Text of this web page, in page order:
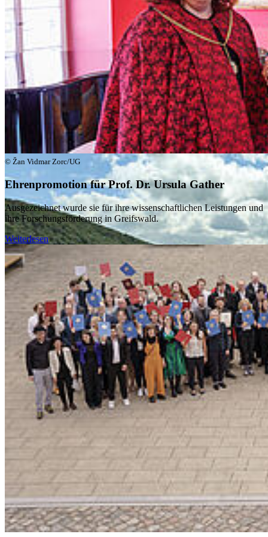
© Žan Vidmar Zorc/UG
Ehrenpromotion für Prof. Dr. Ursula Gather
Ausgezeichnet wurde sie für ihre wissenschaftlichen Leistungen und
ihre Forschungsförderung in Greifswald.
Weiterlesen
Die Sonderforschungsbereiche/Transregio WETSCAPES 2.0
und CONCENTRATE – zu Mooren und marinen Zuckern –
stehen exemplarisch für unsere Spitzenforschung zum
Klimawandel, einer der zentralen Herausforderungen unserer
Zeit. Unsere Forschende prägen ihre Fachgebiete und tragen
aktiv dazu bei, Wissen in konkrete Lösungen zu überführen.
Für uns bedeutet Forschung nicht nur Erkenntnisgewinn,
sondern Verantwortung: Wir setzen unser Wissen ein, um die
Welt nachhaltig zu verbessern.
© Renske Vroom